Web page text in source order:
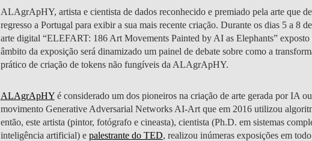
ALAgrApHY, artista e cientista de dados reconhecido e premiado pela arte que
regresso a Portugal para exibir a sua mais recente criação. Durante os dias 5 a
arte digital “ELEFART: 186 Art Movements Painted by AI as Elephants”
âmbito da exposição será dinamizado um painel de debate sobre como a
prático de criação de tokens não fungíveis da ALAgrApHY.
ALAgrApHYé considerado um dos pioneiros na criação de arte gerada por IA
movimento Generative Adversarial Networks AI-Art que em 2016 utilizou
então, este artista (pintor, fotógrafo e cineasta), cientista (Ph.D. em sistemas
inteligência artificial) e palestrante do TED, realizou inúmeras exposições em